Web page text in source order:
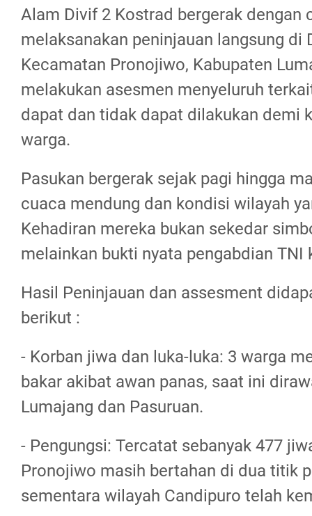
Alam Divif 2 Kostrad bergerak dengan
melaksanakan peninjauan langsung di
Kecamatan Pronojiwo, Kabupaten
melakukan asesmen menyeluruh
dapat dan tidak dapat dilakukan demi
warga.
Pasukan bergerak sejak pagi hingga
cuaca mendung dan kondisi wilayah
Kehadiran mereka bukan sekedar
melainkan bukti nyata pengabdian
Hasil Peninjauan dan assesment
berikut :
- Korban jiwa dan luka-luka: 3 warga
bakar akibat awan panas, saat ini
Lumajang dan Pasuruan.
- Pengungsi: Tercatat sebanyak 477
Pronojiwo masih bertahan di dua titik
sementara wilayah Candipuro telah